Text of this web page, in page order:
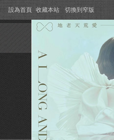
設為首頁 收藏本站 切換到窄版